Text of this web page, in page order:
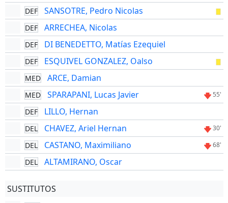
DEF SANSOTRE, Pedro Nicolas
DEF ARRECHEA, Nicolas
DEF DI BENEDETTO, Matías Ezequiel
DEF ESQUIVEL GONZALEZ, Oalso
MED ARCE, Damian
MED SPARAPANI, Lucas Javier 55'
DEF LILLO, Hernan
DEL CHAVEZ, Ariel Hernan 30'
DEL CASTANO, Maximiliano 68'
DEL ALTAMIRANO, Oscar
SUSTITUTOS